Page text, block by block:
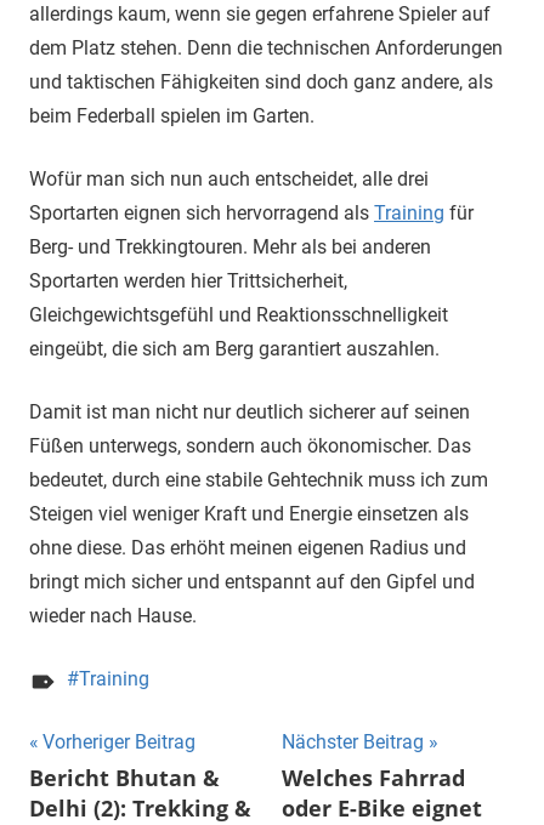
allerdings kaum, wenn sie gegen erfahrene Spieler auf
dem Platz stehen. Denn die technischen Anforderungen
und taktischen Fähigkeiten sind doch ganz andere, als
beim Federball spielen im Garten.
Wofür man sich nun auch entscheidet, alle drei
Sportarten eignen sich hervorragend als Training für
Berg- und Trekkingtouren. Mehr als bei anderen
Sportarten werden hier Trittsicherheit,
Gleichgewichtsgefühl und Reaktionsschnelligkeit
eingeübt, die sich am Berg garantiert auszahlen.
Damit ist man nicht nur deutlich sicherer auf seinen
Füßen unterwegs, sondern auch ökonomischer. Das
bedeutet, durch eine stabile Gehtechnik muss ich zum
Steigen viel weniger Kraft und Energie einsetzen als
ohne diese. Das erhöht meinen eigenen Radius und
bringt mich sicher und entspannt auf den Gipfel und
wieder nach Hause.
Training
Beitragsnavigation
Vorheriger Beitrag
Bericht Bhutan &
Delhi (2): Trekking &
Nächster Beitrag
Welches Fahrrad
oder E-Bike eignet